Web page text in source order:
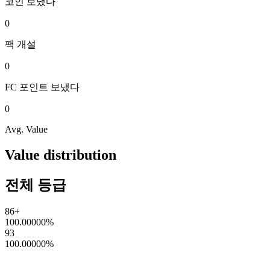
0
팩 개설
0
FC 포인트 보냈다
0
Avg. Value
Value distribution
전체 등급
86+
100.00000%
93
100.00000%